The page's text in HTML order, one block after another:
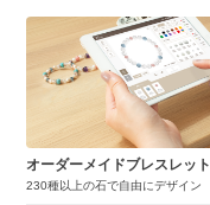
オーダーメイドブレスレット
230種以上の石で自由にデザイン